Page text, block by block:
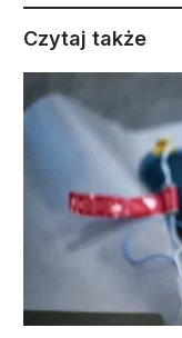
Czytaj także